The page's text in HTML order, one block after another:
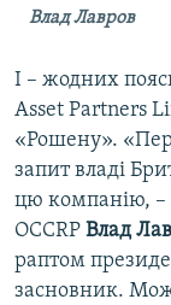
Влад Лавров
І – жодних
Asset Partners
«Рошену».
запит владі
цю компанію, –
OCCRP Влад
раптом
засновник.